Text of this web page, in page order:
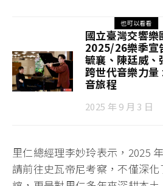
也可以看看
國立臺灣交響樂
2025/26樂季宣
毓襄、陳廷威
跨世代音樂力量
音旅程
2025 年 9 月 3 日
里仁總經理李妙玲表示，2025
請前往史瓦帝尼考察，不僅深